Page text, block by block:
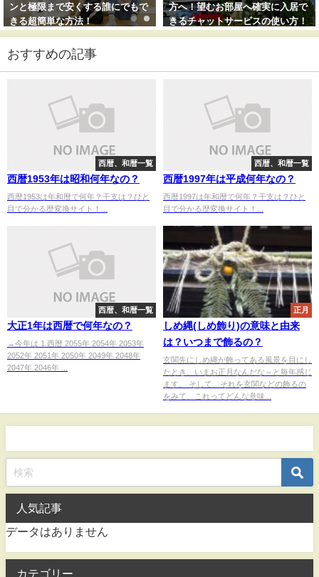
ンと極限まで安くする誰にでもで
きる超簡単な方法！
方へ！望むお部屋へ確実に入居で
きるチャットサービスの使い方！
おすすめの記事
西暦、和暦一覧
西暦1953年は昭和何年なの？
西暦1953は年和暦で何年？干支は？ひと
目で分かる歴変換サイト！...
西暦、和暦一覧
西暦1997年は平成何年なの？
西暦1997は年和暦で何年？干支は？ひと
目で分かる歴変換サイト！...
西暦、和暦一覧
大正1年は西暦で何年なの？
→今年は 1.西暦 2055年 2054年 2053年
2052年 2051年 2050年 2049年 2048年
2047年 2046年 ...
正月
しめ縄(しめ飾り)の意味と由来
は？いつまで飾るの？
玄関先にしめ縄が飾ってある風景を目にし
たとき、いまお正月なんだな～と毎年感じ
ます。 そして、それを玄関などの飾るの
をみて、これってどんな意味...
人気記事
データはありません
カテゴリー